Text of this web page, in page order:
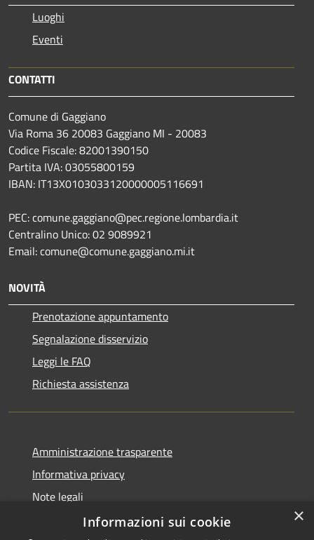
Luoghi
Eventi
CONTATTI
Comune di Gaggiano
Via Roma 36 20083 Gaggiano MI - 20083
Codice Fiscale: 82001390150
Partita IVA: 03055800159
IBAN: IT13X0103033120000005116691
PEC: comune.gaggiano@pec.regione.lombardia.it
Centralino Unico: 02 9089921
Email: comune@comune.gaggiano.mi.it
NOVITÀ
Prenotazione appuntamento
Segnalazione disservizio
Leggi le FAQ
Richiesta assistenza
Amministrazione trasparente
Informativa privacy
Note legali
Dichiarazione di accessibilità
×
Informazioni sui cookie